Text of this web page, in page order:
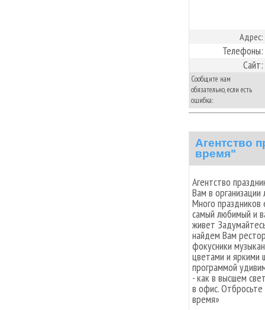
Адрес:
Телефоны:
Сайт:
Сообщите нам
обязательно, если есть
ошибка:
Агентство
время"
Агентство
Вам в
Много праздников
самый любимый и
живет
найдем Вам
фокусники
цветами и яркими
программой
- как в высшем
в офис.
время»